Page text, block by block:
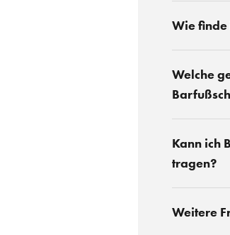
Wie finde
Welche
Kann ich
tragen?
Weitere